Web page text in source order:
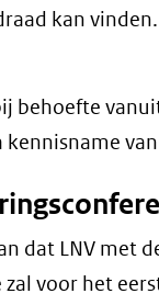
kan
behoefte
dat LNV met
voor het